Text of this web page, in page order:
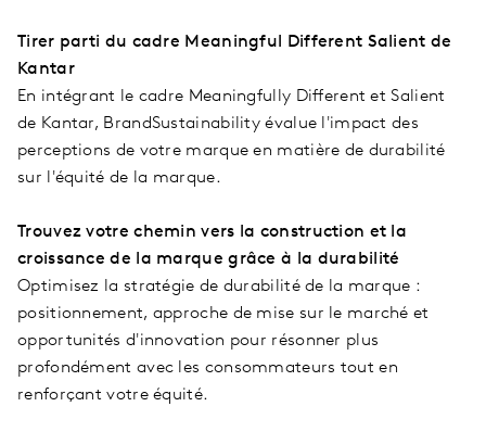
Tirer parti du cadre Meaningful Different Salient de
Kantar
En intégrant le cadre Meaningfully Different et Salient
de Kantar, BrandSustainability évalue l'impact des
perceptions de votre marque en matière de durabilité
sur l'équité de la marque.
Trouvez votre chemin vers la construction et la
croissance de la marque grâce à la durabilité
Optimisez la stratégie de durabilité de la marque :
positionnement, approche de mise sur le marché et
opportunités d'innovation pour résonner plus
profondément avec les consommateurs tout en
renforçant votre équité.